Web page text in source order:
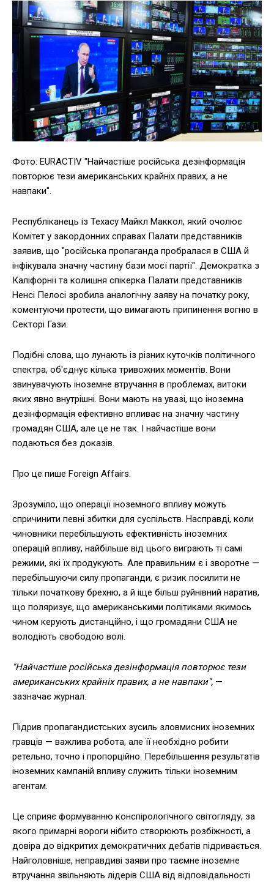
Фото: EURACTIV "Найчастіше російська дезінформація
повторює тези американських крайніх правих, а не
навпаки".
Республіканець із Техасу Майкл Маккол, який очолює
Комітет у закордонних справах Палати представників
заявив, що "російська пропаганда пробралася в США й
інфікувала значну частину бази моєї партії". Демократка з
Каліфорнії та колишня спікерка Палати представників
Ненсі Пелосі зробила аналогічну заяву на початку року,
коментуючи протести, що вимагають припинення вогню в
Секторі Гази.
Подібні слова, що лунають із різних куточків політичного
спектра, об'єднує кілька тривожних моментів. Вони
звинувачують іноземне втручання в проблемах, витоки
яких явно внутрішні. Вони мають на увазі, що іноземна
дезінформація ефективно впливає на значну частину
громадян США, але це не так. І найчастіше вони
подаються без доказів.
Про це пише Foreign Affairs.
Зрозуміло, що операції іноземного впливу можуть
спричинити певні збитки для суспільств. Насправді, коли
чиновники перебільшують ефективність іноземних
операцій впливу, найбільше від цього виграють ті самі
режими, які їх продукують. Але правильним є і зворотне —
перебільшуючи силу пропаганди, є ризик посилити не
тільки початкову брехню, а й іще більш руйнівний наратив,
що поляризує, що американськими політиками якимось
чином керують дистанційно, і що громадяни США не
володіють свободою волі.
"Найчастіше російська дезінформація повторює тези
американських крайніх правих, а не навпаки", —
зазначає журнал.
Підрив пропагандистських зусиль зловмисних іноземних
гравців — важлива робота, але її необхідно робити
ретельно, точно і пропорційно. Перебільшення результатів
іноземних кампаній впливу служить тільки іноземним
агентам.
Це сприяє формуванню конспірологічного світогляду, за
якого примарні вороги нібито створюють розбіжності, а
довіра до відкритих демократичних дебатів підривається.
Найголовніше, неправдиві заяви про таємне іноземне
втручання звільняють лідерів США від відповідальності